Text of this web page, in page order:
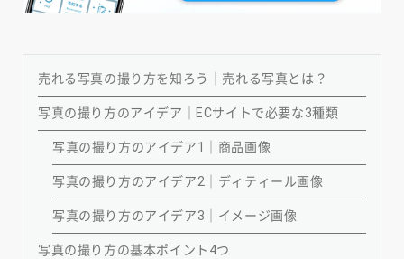
売れる写真の撮り方を知ろう｜売れる写真とは？
写真の撮り方のアイデア｜ECサイトで必要な3種類
写真の撮り方のアイデア1｜商品画像
写真の撮り方のアイデア2｜ディティール画像
写真の撮り方のアイデア3｜イメージ画像
写真の撮り方の基本ポイント4つ